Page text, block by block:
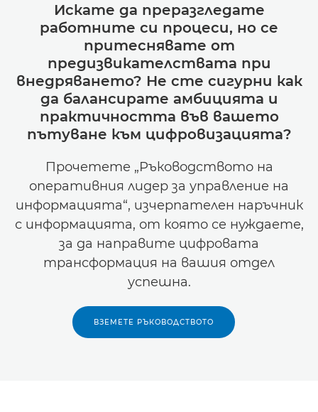
Искате да преразгледате
работните си процеси, но се
притеснявате от
предизвикателствата при
внедряването? Не сте сигурни как
да балансирате амбицията и
практичността във вашето
пътуване към цифровизацията?
Прочетете „Ръководството на
оперативния лидер за управление на
информацията“, изчерпателен наръчник
с информацията, от която се нуждаете,
за да направите цифровата
трансформация на вашия отдел
успешна.
ВЗЕМЕТЕ РЪКОВОДСТВОТО